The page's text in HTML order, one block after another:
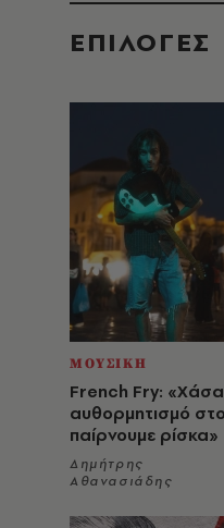
EΠΙΛΟΓΈΣ
ΜΟΥΣΙΚΗ
French Fry:
αυθορμητισμό
παίρνουμε ρίσκα»
Δημήτρης
Αθανασιάδης